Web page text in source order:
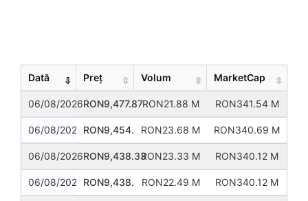
Dată Preț Volum MarketCap
06/08/2026RON9,477.87RON21.88 M RON341.54 M
06/08/2026 RON9,454.07RON23.68 M RON340.69 M
06/08/2026RON9,438.33RON23.33 M RON340.12 M
06/08/2026 RON9,438.42RON22.49 M RON340.12 M